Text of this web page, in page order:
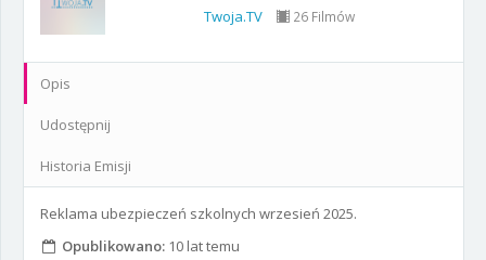
Twoja.TV 26 Filmów
Opis
Udostępnij
Historia Emisji
Reklama ubezpieczeń szkolnych wrzesień 2025.
Opublikowano: 10 lat temu